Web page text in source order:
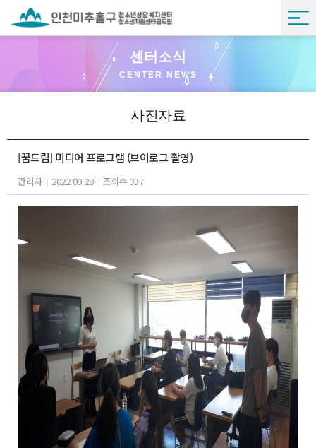
센터소식
CENTER NEWS
사진자료
[꿈드림] 미디어 프로그램 (브이로그 촬영)
관리자 2022.09.28 조회수 337